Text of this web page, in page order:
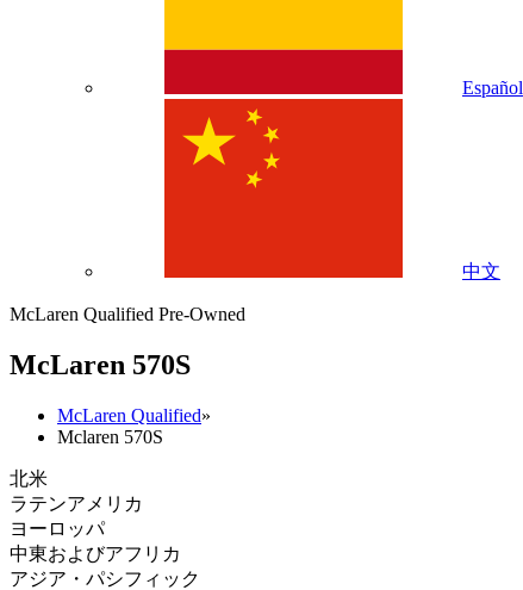
Español
中文
McLaren Qualified Pre-Owned
McLaren 570S
McLaren Qualified»
Mclaren 570S
北米
ラテンアメリカ
ヨーロッパ
中東およびアフリカ
アジア・パシフィック